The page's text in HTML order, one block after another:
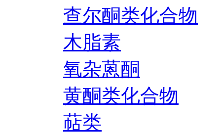
查尔酮类化合物
木脂素
氧杂蒽酮
黄酮类化合物
萜类